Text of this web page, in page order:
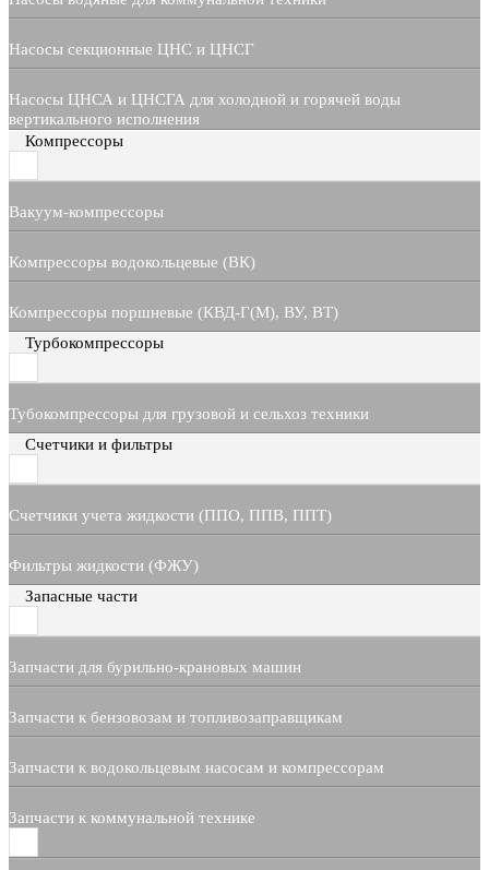
Насосы секционные ЦНС и ЦНСГ
Насосы ЦНСА и ЦНСГА для холодной и горячей воды
вертикального исполнения
Компрессоры
Вакуум-компрессоры
Компрессоры водокольцевые (ВК)
Компрессоры поршневые (КВД-Г(М), ВУ, ВТ)
Турбокомпрессоры
Тубокомпрессоры для грузовой и сельхоз техники
Счетчики и фильтры
Счетчики учета жидкости (ППО, ППВ, ППТ)
Фильтры жидкости (ФЖУ)
Запасные части
Запчасти для бурильно-крановых машин
Запчасти к бензовозам и топливозаправщикам
Запчасти к водокольцевым насосам и компрессорам
Запчасти к коммунальной технике